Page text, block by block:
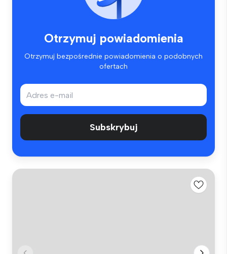
Otrzymuj powiadomienia
Otrzymuj bezpośrednie powiadomienia o podobnych
ofertach
Subskrybuj